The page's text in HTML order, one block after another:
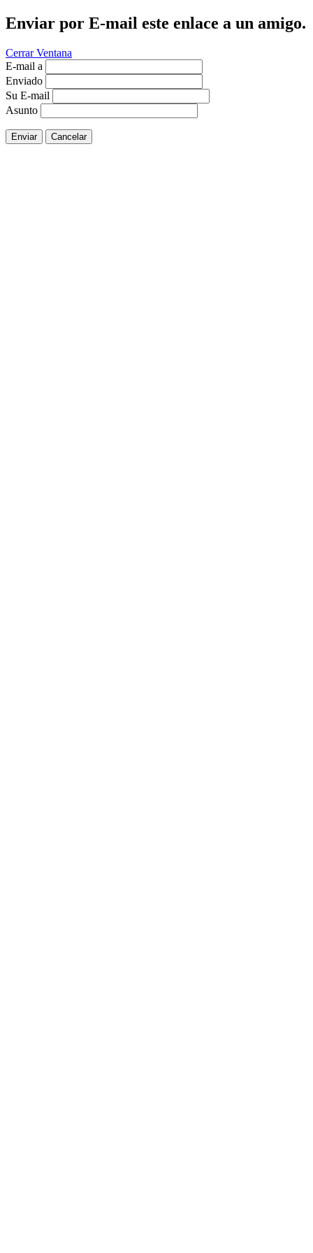
Enviar por E-mail este enlace a un amigo.
Cerrar Ventana
E-mail a
Enviado
Su E-mail
Asunto
Enviar Cancelar